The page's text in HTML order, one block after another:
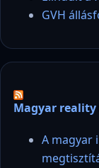
GVH
Magyar
A magyar